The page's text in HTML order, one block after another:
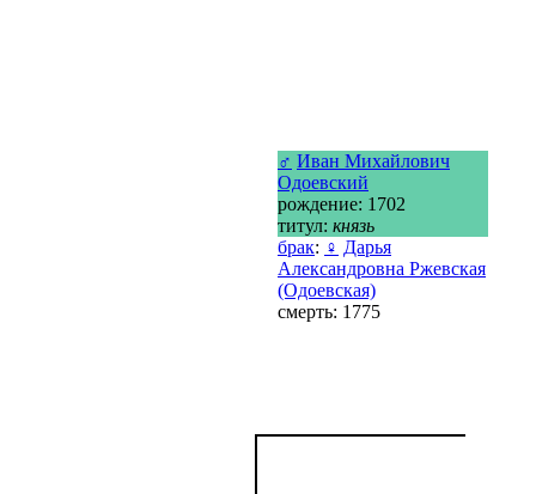
♂ Иван Михайлович
Одоевский
рождение: 1702
титул: князь
брак: ♀ Дарья
Александровна Ржевская
(Одоевская)
смерть: 1775